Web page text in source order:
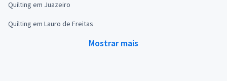
Quilting em Juazeiro
Quilting em Lauro de Freitas
Mostrar mais